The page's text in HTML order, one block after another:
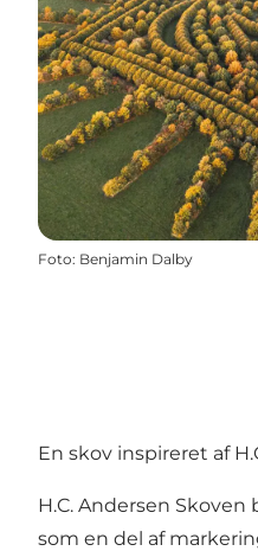
Foto: Benjamin Dalby
En skov inspireret af
H.C. Andersen
som en del af